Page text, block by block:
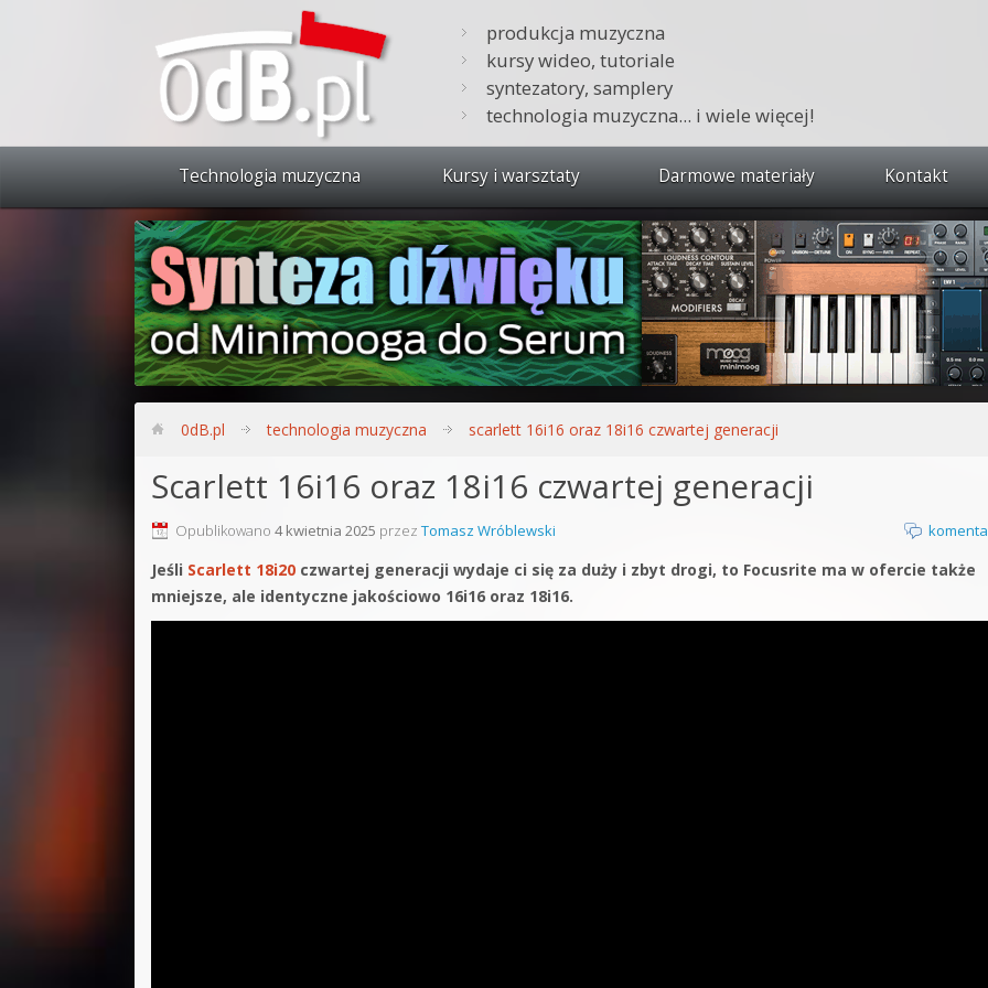
produkcja muzyczna
kursy wideo, tutoriale
syntezatory, samplery
technologia muzyczna... i wiele więcej!
Technologia muzyczna Kursy i warsztaty
Zobacz wszystkie kursy i warsztaty
Synteza dźwięku 🔥
Produkcja muzyczna w praktyce
Bitwig Studio od podstaw
Kontakt 5 Kompendium
Darmowe materiały Kontakt
0dB.pl technologia muzyczna scarlett 16i16 oraz 18i16 czwartej generacji
Scarlett 16i16 oraz 18i16 czwartej generacji
Opublikowano 4 kwietnia 2025 przez Tomasz Wróblewski
Jeśli Scarlett 18i20 czwartej generacji wydaje ci się za duży i zbyt drogi, to Focusrite ma w ofercie także
mniejsze, ale identyczne jakościowo 16i16 oraz 18i16.